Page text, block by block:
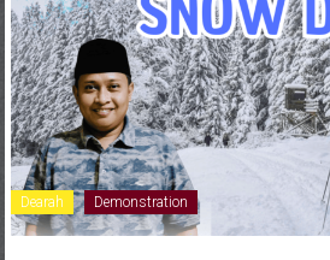
Dearah Demonstration